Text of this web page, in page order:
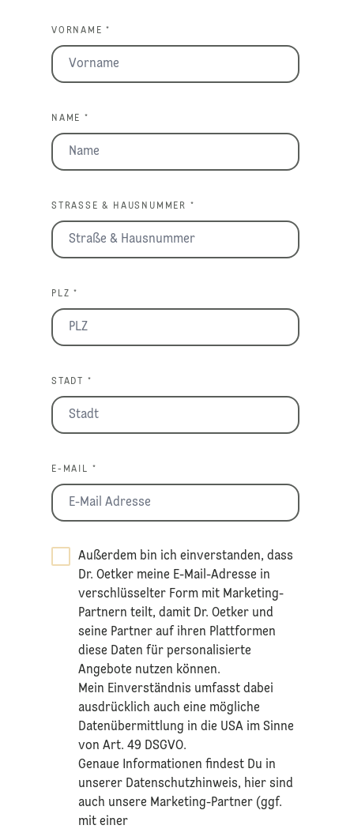
VORNAME *
NAME *
STRASSE & HAUSNUMMER *
PLZ *
STADT *
E-MAIL *
Außerdem bin ich einverstanden, dass
Dr. Oetker meine E-Mail-Adresse in
verschlüsselter Form mit Marketing-
Partnern teilt, damit Dr. Oetker und
seine Partner auf ihren Plattformen
diese Daten für personalisierte
Angebote nutzen können.
Mein Einverständnis umfasst dabei
ausdrücklich auch eine mögliche
Datenübermittlung in die USA im Sinne
von Art. 49 DSGVO.​
​Genaue Informationen findest Du in
unserer Datenschutzhinweis, hier sind
auch unsere Marketing-Partner (ggf.
mit einer